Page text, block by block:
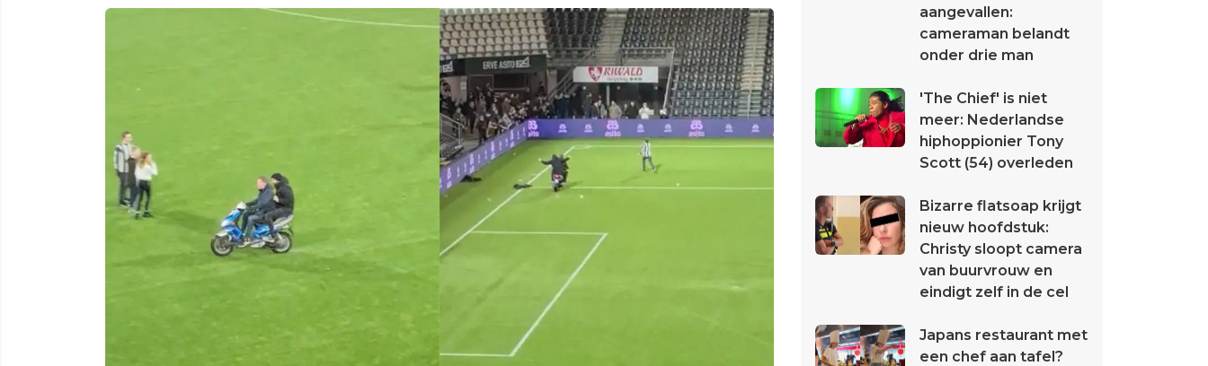
aangevallen:
cameraman belandt
onder drie man
'The Chief' is niet
meer: Nederlandse
hiphoppionier Tony
Scott (54) overleden
Bizarre flatsoap krijgt
nieuw hoofdstuk:
Christy sloopt camera
van buurvrouw en
eindigt zelf in de cel
Japans restaurant met
een chef aan tafel?